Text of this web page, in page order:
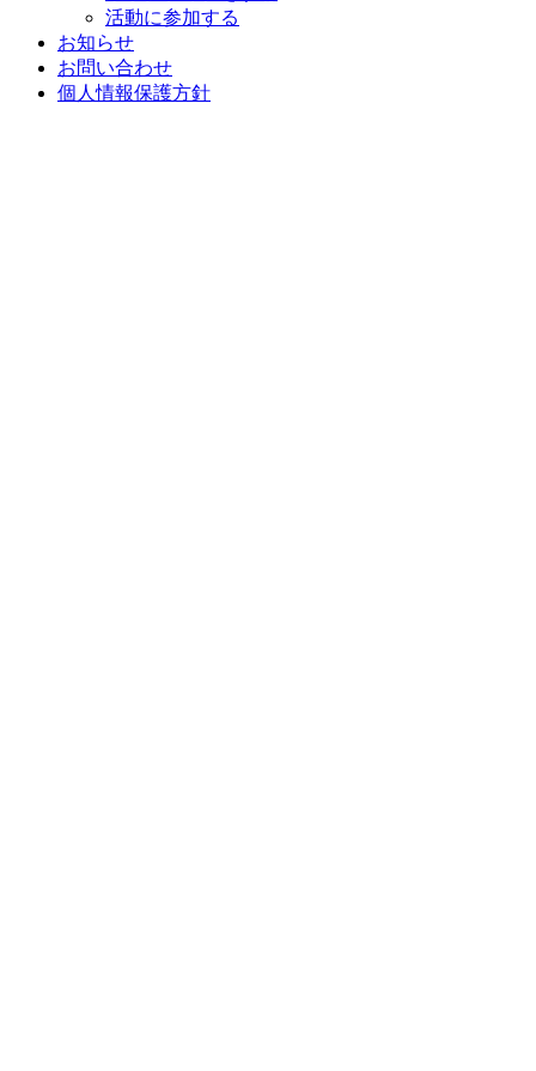
活動に参加する
お知らせ
お問い合わせ
個人情報保護方針